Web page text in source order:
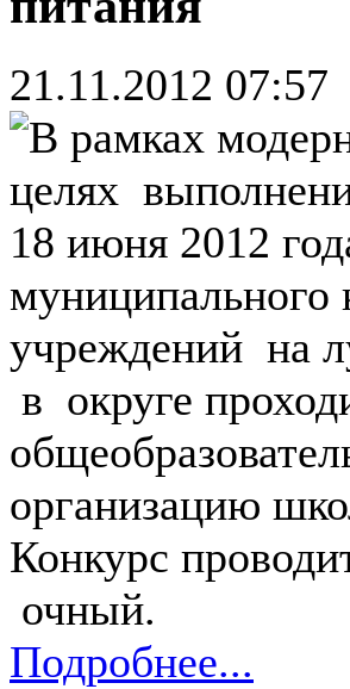
21.11.2012 07:57
В рамках
целях
18 июня 2012
муниципального
учреждений на
в округе
организацию
Конкурс
очный.
Подробнее...